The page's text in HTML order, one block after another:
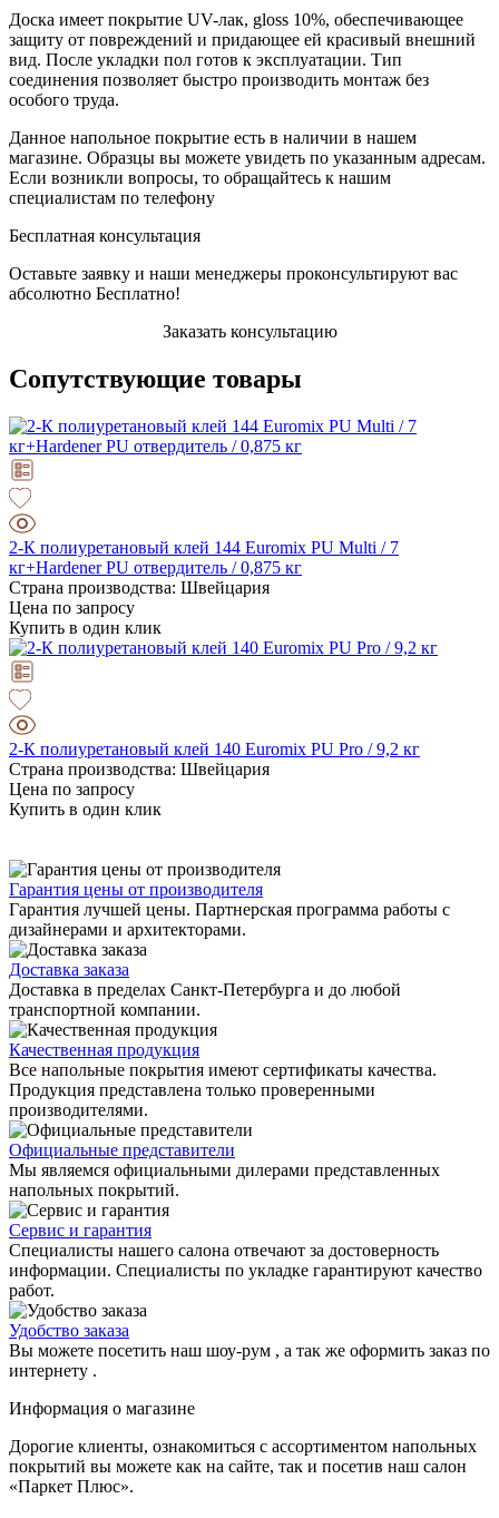
Доска имеет покрытие UV-лак, gloss 10%, обеспечивающее
защиту от повреждений и придающее ей красивый внешний
вид. После укладки пол готов к эксплуатации. Тип
соединения позволяет быстро производить монтаж без
особого труда.
Данное напольное покрытие есть в наличии в нашем
магазине. Образцы вы можете увидеть по указанным адресам.
Если возникли вопросы, то обращайтесь к нашим
специалистам по телефону
Бесплатная консультация
Оставьте заявку и наши менеджеры проконсультируют вас
абсолютно Бесплатно!
Заказать консультацию
Сопутствующие товары
2-К полиуретановый клей 144 Euromix PU Multi / 7
кг+Hardener PU отвердитель / 0,875 кг
Страна производства: Швейцария
Цена по запросу
Купить в один клик
2-К полиуретановый клей 140 Euromix PU Pro / 9,2 кг
Страна производства: Швейцария
Цена по запросу
Купить в один клик
Гарантия цены от производителя
Гарантия лучшей цены. Партнерская программа работы с
дизайнерами и архитекторами.
Доставка заказа
Доставка в пределах Санкт-Петербурга и до любой
транспортной компании.
Качественная продукция
Все напольные покрытия имеют сертификаты качества.
Продукция представлена только проверенными
производителями.
Официальные представители
Мы являемся официальными дилерами представленных
напольных покрытий.
Сервис и гарантия
Специалисты нашего салона отвечают за достоверность
информации. Специалисты по укладке гарантируют качество
работ.
Удобство заказа
Вы можете посетить наш шоу-рум , а так же оформить заказ по
интернету .
Информация о магазине
Дорогие клиенты, ознакомиться с ассортиментом напольных
покрытий вы можете как на сайте, так и посетив наш салон
«Паркет Плюс».